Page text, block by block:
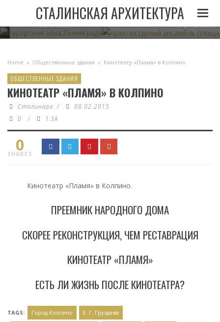
СТАЛИНСКАЯ АРХИТЕКТУРА
05.11.2022
ЛЕНИНГРАДА ПРИ
СТАЛИНЕ
23.07.2022
АРХИТЕКТУРНЫЙ АНСАМБЛЬ
В МИНСКЕ
21.07.2022
Home » Общественные здания » Кинотеатр «Пламя» в Колпино
ОБЩЕСТВЕННЫЕ ЗДАНИЯ
КИНОТЕАТР «ПЛАМЯ» В КОЛПИНО
Сталинарх /
08.02.2015
0
/ 1.5k
0
SHARES
Кинотеатр «Пламя» в Колпино.
ПРЕЕМНИК НАРОДНОГО ДОМА
СКОРЕЕ РЕКОНСТРУКЦИЯ, ЧЕМ РЕСТАВРАЦИЯ
КИНОТЕАТР «ПЛАМЯ»
ЕСТЬ ЛИ ЖИЗНЬ ПОСЛЕ КИНОТЕАТРА?
TAGS: Город Колпино Е. Г. Груздева